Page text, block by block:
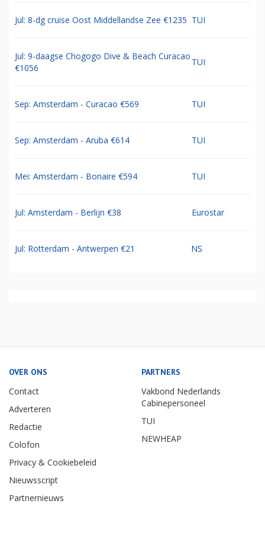
Jul: 8-dg cruise Oost Middellandse Zee €1235 TUI
Jul: 9-daagse Chogogo Dive & Beach Curacao
€1056
TUI
Sep: Amsterdam - Curacao €569 TUI
Sep: Amsterdam - Aruba €614 TUI
Mei: Amsterdam - Bonaire €594 TUI
Jul: Amsterdam - Berlijn €38 Eurostar
Jul: Rotterdam - Antwerpen €21 NS
OVER ONS
Contact
Adverteren
Redactie
Colofon
Privacy & Cookiebeleid
Nieuwsscript
Partnernieuws
PARTNERS
Vakbond Nederlands
Cabinepersoneel
TUI
NEWHEAP